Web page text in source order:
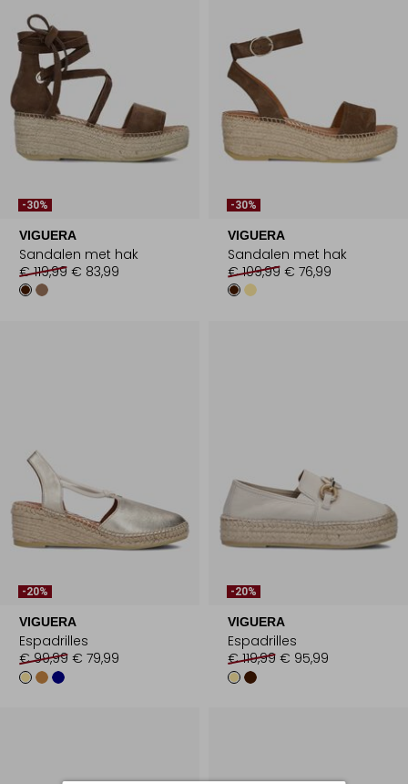
-30%
VIGUERA
Sandalen met hak
€ 119,99 € 83,99
-30%
VIGUERA
Sandalen met hak
€ 109,99 € 76,99
-20%
VIGUERA
Espadrilles
€ 99,99 € 79,99
-20%
VIGUERA
Espadrilles
€ 119,99 € 95,99